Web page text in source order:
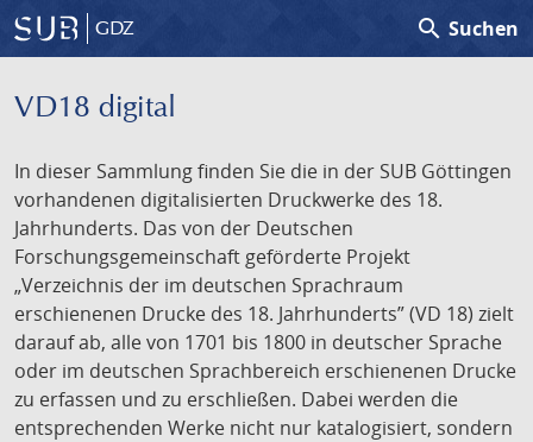
GDZ search Suchen
VD18 digital
In dieser Sammlung finden Sie die in der SUB Göttingen
vorhandenen digitalisierten Druckwerke des 18.
Jahrhunderts. Das von der Deutschen
Forschungsgemeinschaft geförderte Projekt
„Verzeichnis der im deutschen Sprachraum
erschienenen Drucke des 18. Jahrhunderts” (VD 18) zielt
darauf ab, alle von 1701 bis 1800 in deutscher Sprache
oder im deutschen Sprachbereich erschienenen Drucke
zu erfassen und zu erschließen. Dabei werden die
entsprechenden Werke nicht nur katalogisiert, sondern